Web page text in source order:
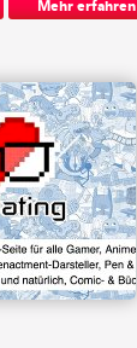
Mehr erfahren